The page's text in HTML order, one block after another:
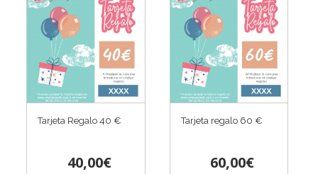
Tarjeta Regalo 40 €
40,00€
Tarjeta regalo 60 €
60,00€